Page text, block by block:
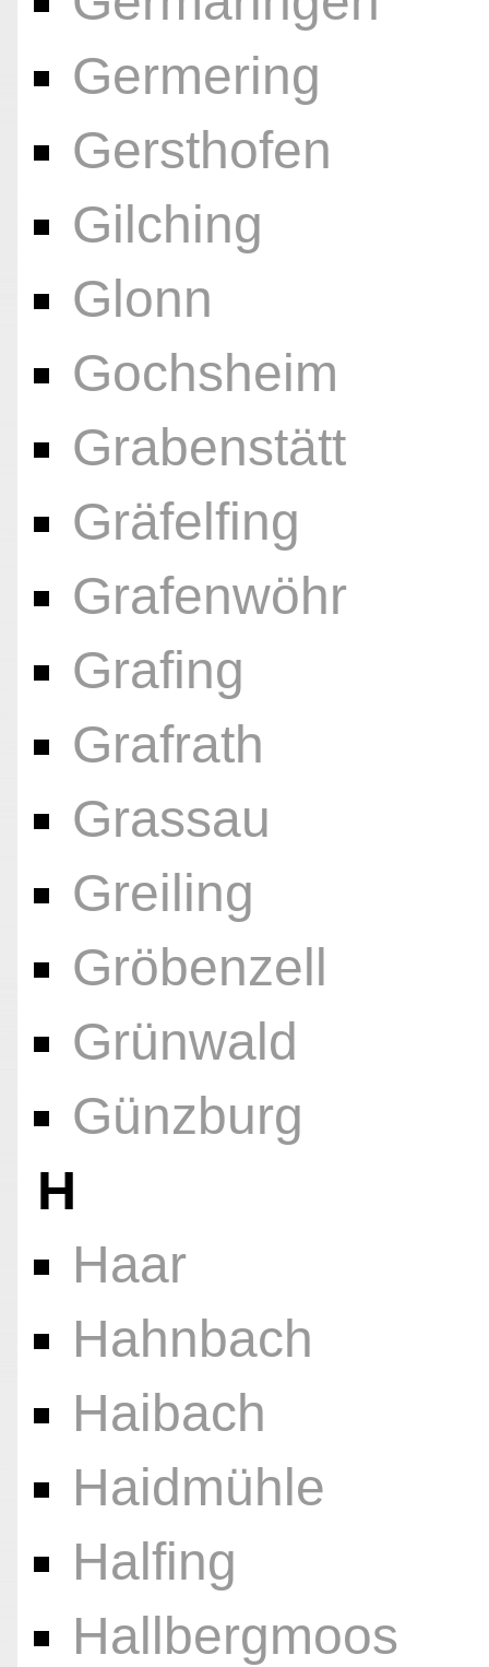
Germering
Gersthofen
Gilching
Glonn
Gochsheim
Grabenstätt
Gräfelfing
Grafenwöhr
Grafing
Grafrath
Grassau
Greiling
Gröbenzell
Grünwald
Günzburg
H
Haar
Hahnbach
Haibach
Haidmühle
Halfing
Hallbergmoos